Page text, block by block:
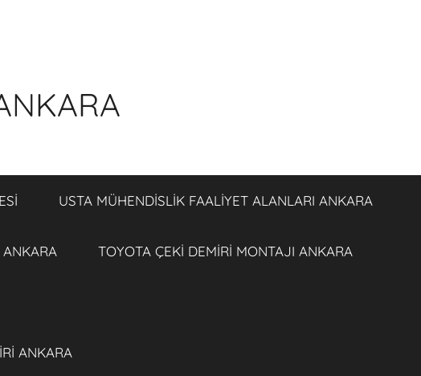
USTA MÜHENDİSLİK FAALİYET ALANLARI ANKARA
TOYOTA ÇEKİ DEMİRİ MONTAJI ANKARA
ANKARA